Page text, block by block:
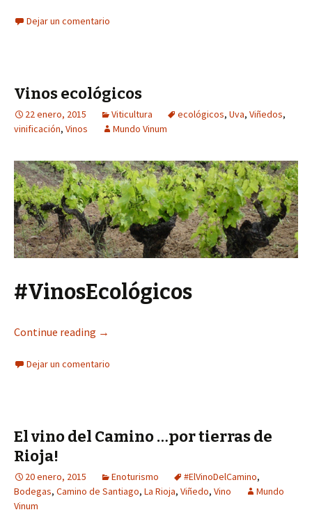
Dejar un comentario
Vinos ecológicos
22 enero, 2015 Viticultura ecológicos, Uva, Viñedos,
vinificación, Vinos Mundo Vinum
#VinosEcológicos
Continue reading →
Dejar un comentario
El vino del Camino …por tierras de
Rioja!
20 enero, 2015 Enoturismo #ElVinoDelCamino,
Bodegas, Camino de Santiago, La Rioja, Viñedo, Vino
Mundo
Vinum